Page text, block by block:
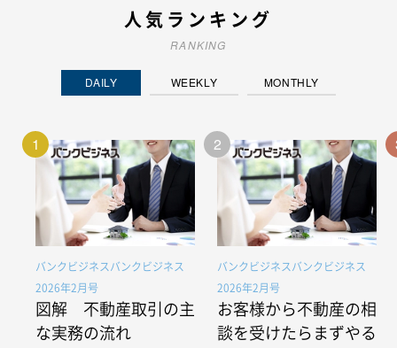
人気ランキング
RANKING
DAILY WEEKLY MONTHLY
1
バンクビジネスバンクビジネス
2026年2月号
図解 不動産取引の主
な実務の流れ
2
バンクビジネスバンクビジネス
2026年2月号
お客様から不動産の相
談を受けたらまずやる